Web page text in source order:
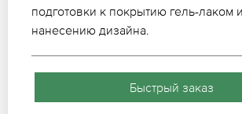
подготовки к покрытию гель-лаком
нанесению дизайна.
Быстрый заказ